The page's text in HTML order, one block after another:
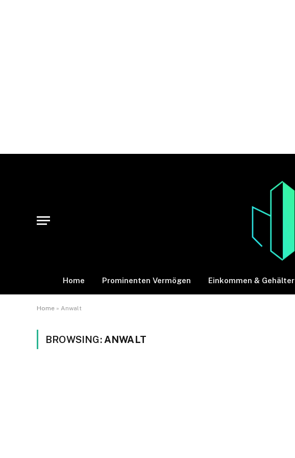
Home Prominenten Vermögen Einkommen & Gehälter
Home » Anwalt
BROWSING: ANWALT